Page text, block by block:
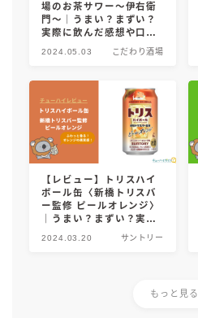
場のお茶サワー～伊右衛
門～｜うまい？まずい？
実際に飲んだ感想や口コ
ミ・評判を総まとめ！
2024.05.03 こだわり酒場
【レビュー】トリスハイ
ボール缶〈新橋トリスバ
ー監修 ピールオレンジ〉
｜うまい？まずい？実際
に飲んだ感想やSNSでの
口コミ・評判を総まと
2024.03.20 サントリー
もっと見る